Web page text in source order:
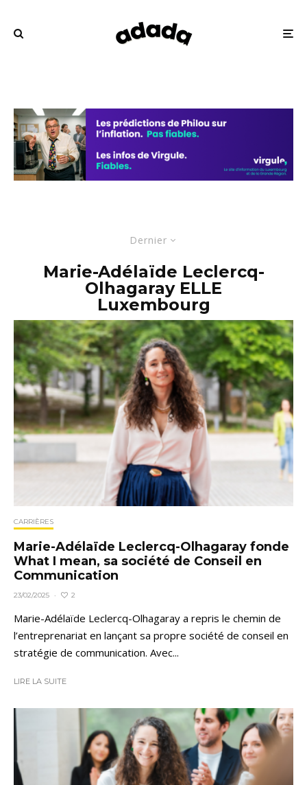
Dernier
Marie-Adélaïde Leclercq-
Olhagaray ELLE
Luxembourg
CARRIÈRES
Marie-Adélaïde Leclercq-Olhagaray fonde
What I mean, sa société de Conseil en
Communication
23/02/2025 · 2
Marie-Adélaïde Leclercq-Olhagaray a repris le chemin de
l’entreprenariat en lançant sa propre société de conseil en
stratégie de communication. Avec...
LIRE LA SUITE